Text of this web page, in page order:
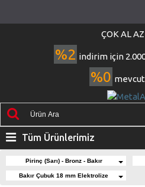
ÇOK AL
%2 indirim için
%0
Tüm Ürünlerimiz
Pirinç (Sarı) - Bronz - Bakır
Bakır Çubuk 18 mm Elektrolize